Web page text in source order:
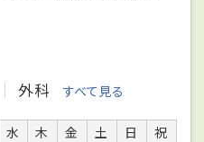
外科 すべて見る
水 木 金 土 日
祝